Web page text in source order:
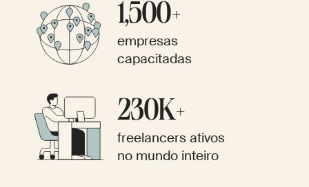
1,500+
empresas
capacitadas
230K+
freelancers ativos
no mundo inteiro